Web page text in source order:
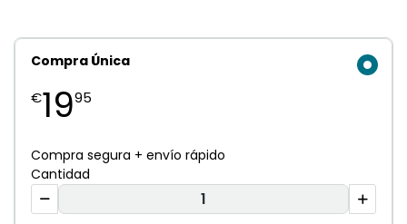
Compra Única
€1995
Compra segura + envío rápido
Cantidad